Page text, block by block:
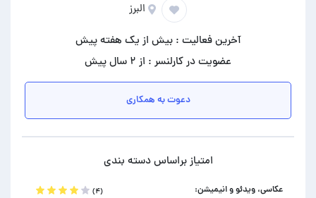
البرز
آخرین فعالیت : بیش از یک هفته پیش
عضویت در کارلنسر : از ۲ سال پیش
دعوت به همکاری
امتیاز براساس دسته بندی
عکاسی، ویدئو و انیمیشن: (۴)